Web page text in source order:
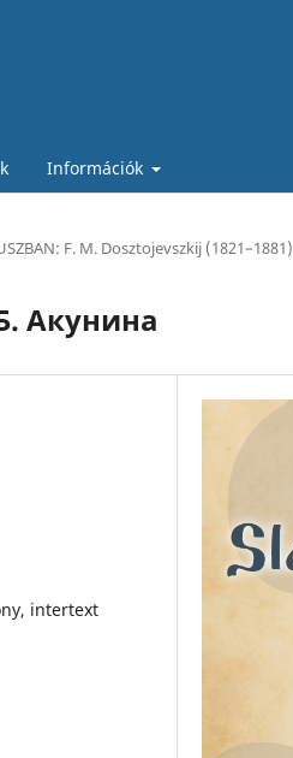
Információk
F. M. Dosztojevszkij (1821–1881)
Акунина
intertext